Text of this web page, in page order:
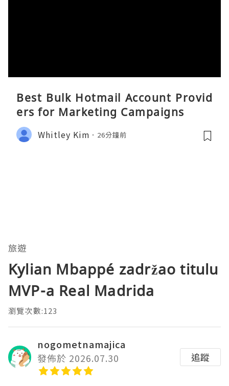
Best Bulk Hotmail Account Provid
ers for Marketing Campaigns
Whitley Kim 26分鐘前
旅遊
Kylian Mbappé zadržao titulu
MVP-a Real Madrida
瀏覽次數:123
nogometnamajica
發佈於 2026.07.30
追蹤